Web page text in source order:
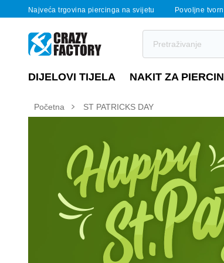
Najveća trgovina piercinga na svijetu Povoljne
DIJELOVI TIJELA NAKIT ZA
Početna ST PATRICKS DAY